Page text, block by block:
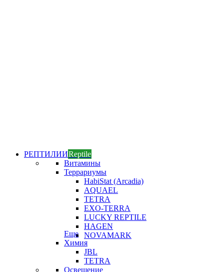
РЕПТИЛИИReptile
Витамины
Террариумы
HabiStat (Arcadia)
AQUAEL
TETRA
EXO-TERRA
LUCKY REPTILE
HAGEN
NOVAMARK
Еще
Химия
JBL
TETRA
Освещение